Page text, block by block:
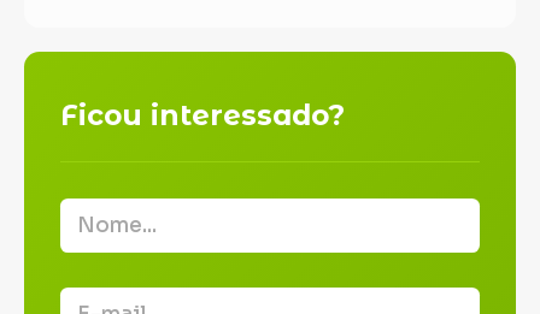
Ficou interessado?